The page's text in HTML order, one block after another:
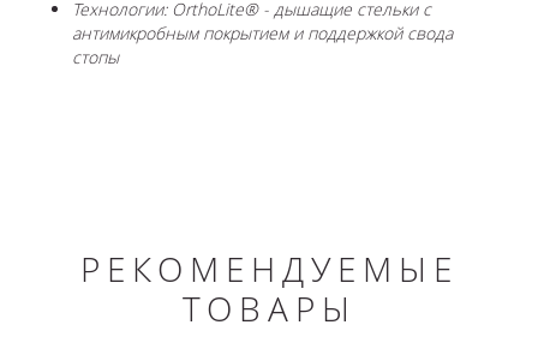
Технологии: OrthoLite® - дышащие стельки с
антимикробным покрытием и поддержкой свода
стопы
РЕКОМЕНДУЕМЫЕ
ТОВАРЫ